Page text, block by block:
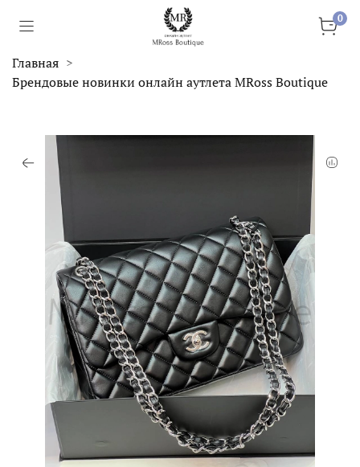
0
Главная
Брендовые новинки онлайн аутлета MRoss Boutique